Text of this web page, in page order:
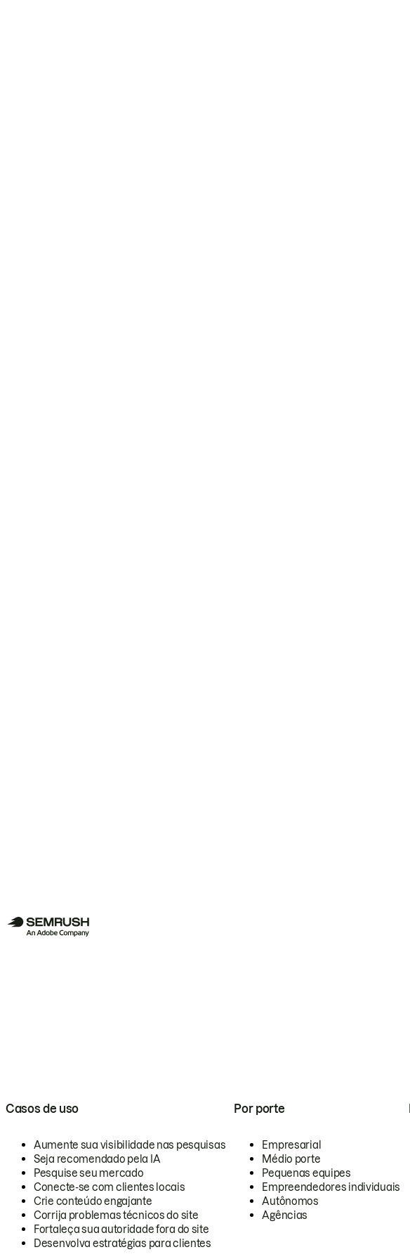
Casos de uso
Aumente sua visibilidade nas pesquisas
Seja recomendado pela IA
Pesquise seu mercado
Conecte-se com clientes locais
Crie conteúdo engajante
Corrija problemas técnicos do site
Fortaleça sua autoridade fora do site
Desenvolva estratégias para clientes
Por porte
Empresarial
Médio porte
Pequenas equipes
Empreendedores individuais
Autônomos
Agências